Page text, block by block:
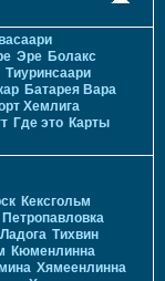
Эре Болакс
Тиуринсаари
Батарея Вара
Хемлига
Где это Карты
Кексгольм
Петропавловка
Тихвин
Кюменлинна
Хямеенлинна